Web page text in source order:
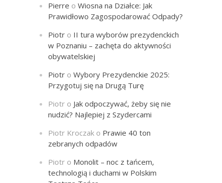
Pierre oWiosna na Działce: Jak
Prawidłowo Zagospodarować Odpady?
Piotr o II tura wyborów prezydenckich
w Poznaniu – zachęta do aktywności
obywatelskiej
Piotr oWybory Prezydenckie 2025:
Przygotuj się na Drugą Turę
Piotr o Jak odpoczywać, żeby się nie
nudzić? Najlepiej z Szydercami
Piotr Kroczak o Prawie 40 ton
zebranych odpadów
Piotr o Monolit – noc z tańcem,
technologią i duchami w Polskim